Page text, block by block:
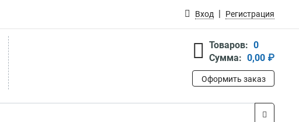
Вход Регистрация
Товаров: 0
Сумма: 0,00 ₽
Оформить заказ